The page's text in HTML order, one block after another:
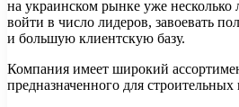
на украинском рынке уже несколько
войти в число лидеров, завоевать
и большую клиентскую базу.
Компания имеет широкий
предназначенного для